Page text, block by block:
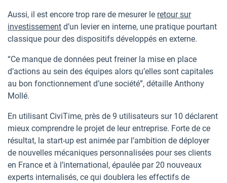
Aussi, il est encore trop rare de mesurer le retour sur
investissement d’un levier en interne, une pratique pourtant
classique pour des dispositifs développés en externe.
“Ce manque de données peut freiner la mise en place
d’actions au sein des équipes alors qu’elles sont capitales
au bon fonctionnement d’une société”, détaille Anthony
Mollé.
En utilisant CiviTime, près de 9 utilisateurs sur 10 déclarent
mieux comprendre le projet de leur entreprise. Forte de ce
résultat, la start-up est animée par l’ambition de déployer
de nouvelles mécaniques personnalisées pour ses clients
en France et à l’international, épaulée par 20 nouveaux
experts internalisés, ce qui doublera les effectifs de